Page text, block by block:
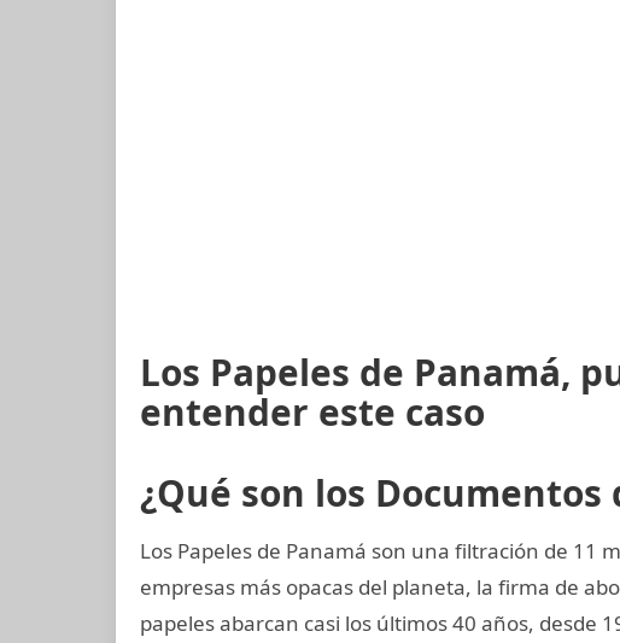
Los Papeles de Panamá,
entender este caso
¿Qué son los Documentos
Los Papeles de Panamá son una filtración de 11
empresas más opacas del planeta, la firma de
papeles abarcan casi los últimos 40 años, desde